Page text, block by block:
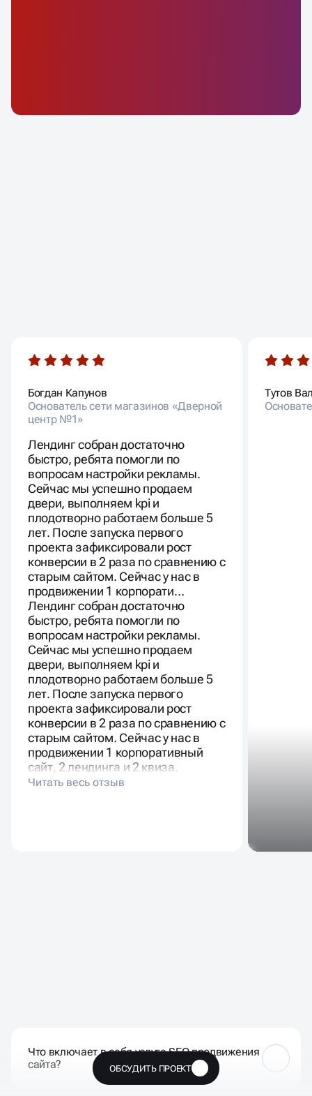
Богдан Капунов
Основатель сети магазинов «Дверной
центр №1»
Лендинг собран достаточно
быстро, ребята помогли по
вопросам настройки рекламы.
Сейчас мы успешно продаем
двери, выполняем kpi и
плодотворно работаем больше 5
лет. После запуска первого
проекта зафиксировали рост
конверсии в 2 раза по сравнению с
старым сайтом. Сейчас у нас в
продвижении 1 корпорати…
Лендинг собран достаточно
быстро, ребята помогли по
вопросам настройки рекламы.
Сейчас мы успешно продаем
двери, выполняем kpi и
плодотворно работаем больше 5
лет. После запуска первого
проекта зафиксировали рост
конверсии в 2 раза по сравнению с
старым сайтом. Сейчас у нас в
продвижении 1 корпоративный
сайт, 2 лендинга и 2 квиза.
Тутов
Что включает в себя услуга SEO продвижения
сайта?
ОБСУДИТЬ ПРОЕКТ